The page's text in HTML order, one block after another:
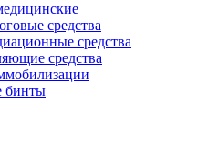
средства
средства
средства
бинты